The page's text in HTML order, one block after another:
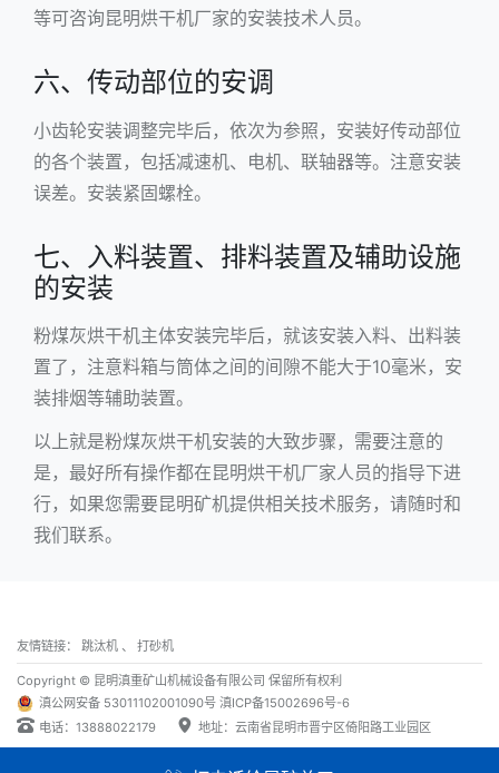
等可咨询昆明烘干机厂家的安装技术人员。
六、传动部位的安调
小齿轮安装调整完毕后，依次为参照，安装好传动部位
的各个装置，包括减速机、电机、联轴器等。注意安装
误差。安装紧固螺栓。
七、入料装置、排料装置及辅助设施
的安装
粉煤灰烘干机主体安装完毕后，就该安装入料、出料装
置了，注意料箱与筒体之间的间隙不能大于10毫米，安
装排烟等辅助装置。
以上就是粉煤灰烘干机安装的大致步骤，需要注意的
是，最好所有操作都在昆明烘干机厂家人员的指导下进
行，如果您需要昆明矿机提供相关技术服务，请随时和
我们联系。
友情链接： 跳汰机 、 打砂机
Copyright © 昆明滇重矿山机械设备有限公司 保留所有权利
滇公网安备 53011102001090号 滇ICP备15002696号-6
电话：13888022179
地址：云南省昆明市晋宁区倚阳路工业园区